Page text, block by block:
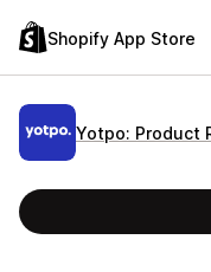
Shopify App Store
Yotpo: Product